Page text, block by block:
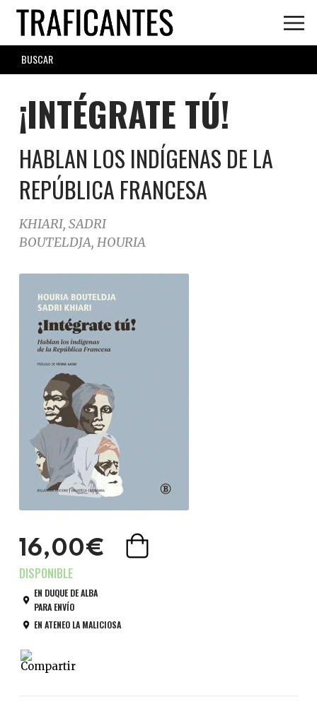
Skip
main
content
SEARCH
FORM
¡INTÉGRATE TÚ!
HABLAN LOS INDÍGENAS DE LA
REPÚBLICA FRANCESA
KHIARI, SADRI
BOUTELDJA, HOURIA
16,00€
EN DUQUE DE ALBA
PARA ENVÍO
EN ATENEO LA MALICIOSA